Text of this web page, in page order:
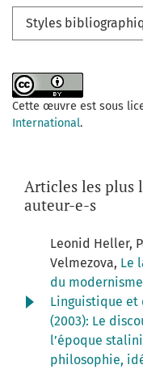
Styles
Cette œuvre est sous
International.
Articles les plus
auteur-e-s
Leonid Heller,
Velmezova, Le
du modernisme
Linguistique et
(2003): Le
l’époque
philosophie,